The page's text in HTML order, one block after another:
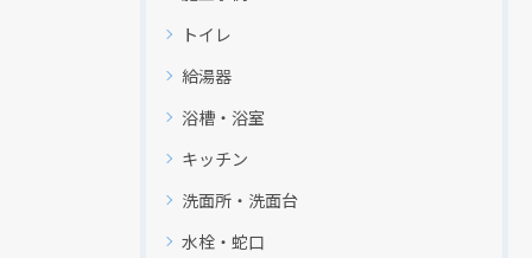
トイレ
給湯器
浴槽・浴室
キッチン
洗面所・洗面台
水栓・蛇口